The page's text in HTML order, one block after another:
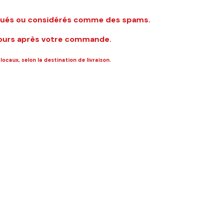
ou considérés comme des spams.
après votre commande.
selon la destination de livraison.